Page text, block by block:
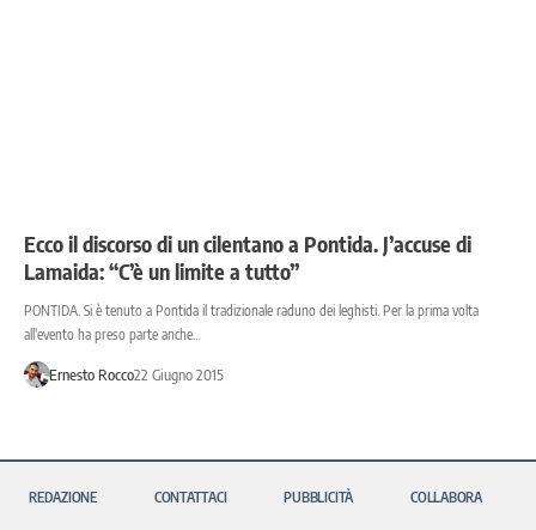
Ecco il discorso di un cilentano a Pontida. J’accuse di
Lamaida: “C’è un limite a tutto”
PONTIDA. Si è tenuto a Pontida il tradizionale raduno dei leghisti. Per la prima volta
all'evento ha preso parte anche…
Ernesto Rocco22 Giugno 2015
REDAZIONE CONTATTACI PUBBLICITÀ COLLABORA